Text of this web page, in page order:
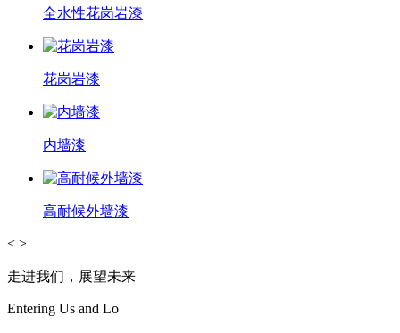
全水性花岗岩漆
花岗岩漆
内墙漆
高耐候外墙漆
< >
走进我们，展望未来
Entering Us and Lo